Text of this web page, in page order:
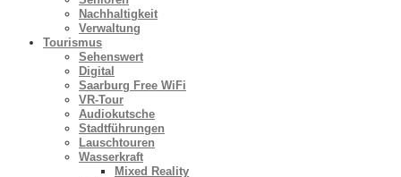
Nachhaltigkeit
Verwaltung
Tourismus
Sehenswert
Digital
Saarburg Free WiFi
VR-Tour
Audiokutsche
Stadtführungen
Lauschtouren
Wasserkraft
Mixed Reality